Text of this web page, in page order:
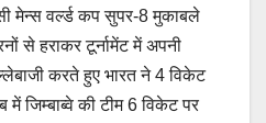
मेन्स वर्ल्ड कप सुपर-8 मुकाबले
से हराकर टूर्नामेंट में अपनी
करते हुए भारत ने 4 विकेट
जिम्बाब्वे की टीम 6 विकेट पर